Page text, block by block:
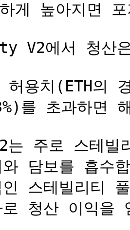
게 높아지면
V2에서 청산은
허용치(ETH의
를 초과하면
주로 스테
와 담보를 흡수
인 스테빌리티
로 청산 이익을